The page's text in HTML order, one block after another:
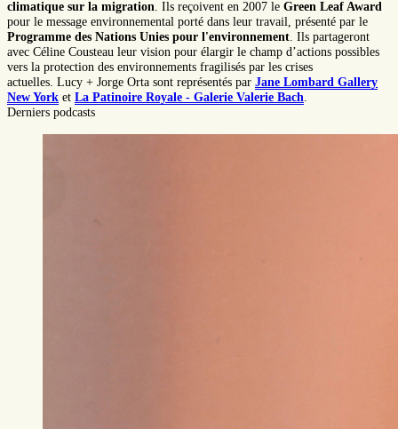
climatique sur la migration. Ils reçoivent en 2007 le Green Leaf Award
pour le message environnemental porté dans leur travail, présenté par le
Programme des Nations Unies pour l'environnement. Ils partageront
avec Céline Cousteau leur vision pour élargir le champ d’actions possibles
vers la protection des environnements fragilisés par les crises
actuelles. Lucy + Jorge Orta sont représentés par Jane Lombard Gallery
New York et La Patinoire Royale - Galerie Valerie Bach.
Derniers podcasts